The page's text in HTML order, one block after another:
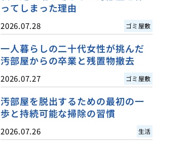
ってしまった理由
2026.07.28 ゴミ屋敷
一人暮らしの二十代女性が挑んだ
汚部屋からの卒業と残置物撤去
2026.07.27 ゴミ屋敷
汚部屋を脱出するための最初の一
歩と持続可能な掃除の習慣
2026.07.26 生活